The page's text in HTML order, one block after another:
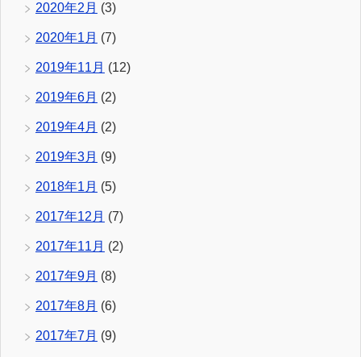
2020年2月 (3)
2020年1月 (7)
2019年11月 (12)
2019年6月 (2)
2019年4月 (2)
2019年3月 (9)
2018年1月 (5)
2017年12月 (7)
2017年11月 (2)
2017年9月 (8)
2017年8月 (6)
2017年7月 (9)